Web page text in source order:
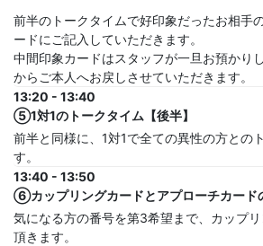
前半のトークタイムで好印象だったお相手
ードにご記入していただきます。
中間印象カードはスタッフが一旦お預かり
からご本人へお戻しさせていただきます。
13:20 - 13:40
⑤1対1のトークタイム【後半】
前半と同様に、1対1で全ての異性の方との
す。
13:40 - 13:50
⑥カップリングカードとアプローチカード
気になる方の番号を第3希望まで、カップ
頂きます。